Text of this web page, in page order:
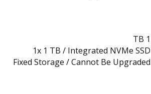
1 TB
1x 1 TB / Integrated NVMe SSD
Fixed Storage / Cannot Be Upgraded